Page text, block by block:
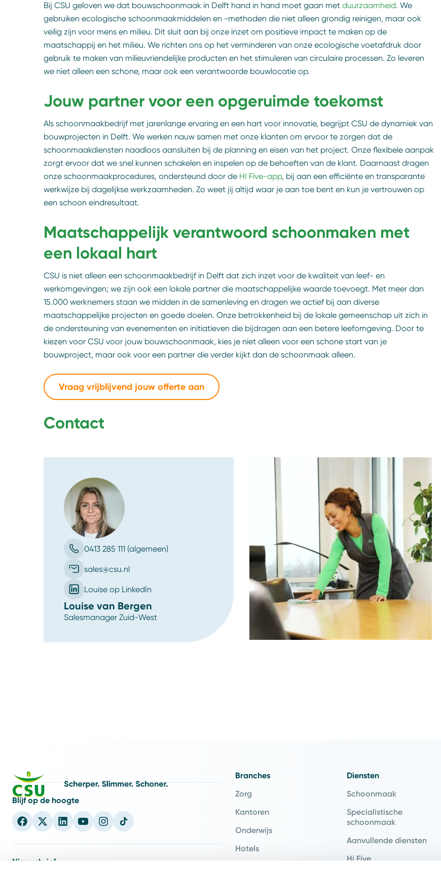
Bij CSU geloven we dat bouwschoonmaak in Delft hand in hand moet gaan met duurzaamheid. We
gebruiken ecologische schoonmaakmiddelen en -methoden die niet alleen grondig reinigen, maar ook
veilig zijn voor mens en milieu. Dit sluit aan bij onze inzet om positieve impact te maken op de
maatschappij en het milieu. We richten ons op het verminderen van onze ecologische voetafdruk door
gebruik te maken van milieuvriendelijke producten en het stimuleren van circulaire processen. Zo leveren
we niet alleen een schone, maar ook een verantwoorde bouwlocatie op.
Jouw partner voor een opgeruimde toekomst
Als schoonmaakbedrijf met jarenlange ervaring en een hart voor innovatie, begrijpt CSU de dynamiek van
bouwprojecten in Delft. We werken nauw samen met onze klanten om ervoor te zorgen dat de
schoonmaakdiensten naadloos aansluiten bij de planning en eisen van het project. Onze flexibele aanpak
zorgt ervoor dat we snel kunnen schakelen en inspelen op de behoeften van de klant. Daarnaast dragen
onze schoonmaakprocedures, ondersteund door de HI Five-app, bij aan een efficiënte en transparante
werkwijze bij dagelijkse werkzaamheden. Zo weet jij altijd waar je aan toe bent en kun je vertrouwen op
een schoon eindresultaat.
Maatschappelijk verantwoord schoonmaken met
een lokaal hart
CSU is niet alleen een schoonmaakbedrijf in Delft dat zich inzet voor de kwaliteit van leef- en
werkomgevingen; we zijn ook een lokale partner die maatschappelijke waarde toevoegt. Met meer dan
15.000 werknemers staan we midden in de samenleving en dragen we actief bij aan diverse
maatschappelijke projecten en goede doelen. Onze betrokkenheid bij de lokale gemeenschap uit zich in
de ondersteuning van evenementen en initiatieven die bijdragen aan een betere leefomgeving. Door te
kiezen voor CSU voor jouw bouwschoonmaak, kies je niet alleen voor een schone start van je
bouwproject, maar ook voor een partner die verder kijkt dan de schoonmaak alleen.
Vraag vrijblijvend jouw offerte aan
Contact
0413 285 111 (algemeen)
sales@csu.nl
Louise op LinkedIn
Louise van Bergen
Salesmanager Zuid-West
Blijf op de hoogte
Nieuwsbrief
Branches
Zorg
Kantoren
Onderwijs
Hotels
Diensten
Schoonmaak
Specialistische
schoonmaak
Aanvullende diensten
Hi Five